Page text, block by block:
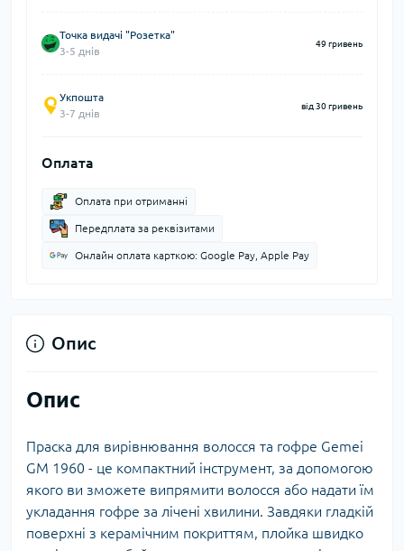
Точка видачі "Розетка"
3-5 днів
49 гривень
Укпошта
3-7 днів
від 30 гривень
Оплата
Оплата при отриманні
Передплата за реквізитами
Онлайн оплата карткою: Google Pay, Apple Pay
Опис
Опис
Праска для вирівнювання волосся та гофре Gemei
GM 1960 - це компактний інструмент, за допомогою
якого ви зможете випрямити волосся або надати їм
укладання гофре за лічені хвилини. Завдяки гладкій
поверхні з керамічним покриттям, плойка швидко